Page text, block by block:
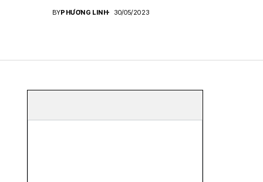
BYPHƯƠNG LINH 30/05/2023